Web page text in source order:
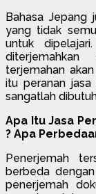
Bahasa Jepang
yang tidak
untuk
terjemahan
itu peranan
sangatlah
Apa Itu Jasa
? Apa
Penerjemah
berbeda
penerjemah